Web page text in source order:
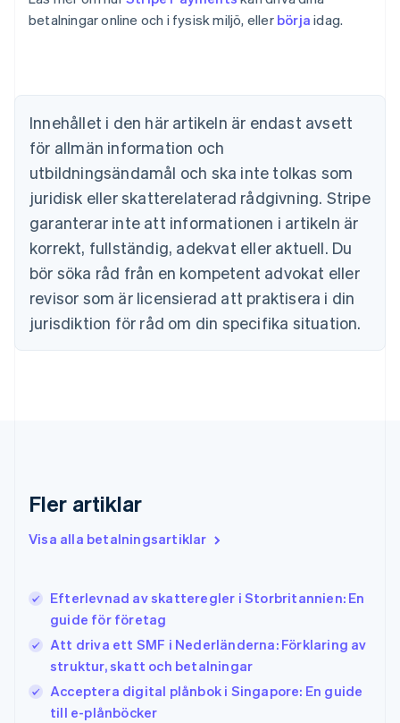
betalningar online och i fysisk miljö, eller börja idag.
Innehållet i den här artikeln är endast avsett
för allmän information och
utbildningsändamål och ska inte tolkas som
juridisk eller skatterelaterad rådgivning. Stripe
garanterar inte att informationen i artikeln är
korrekt, fullständig, adekvat eller aktuell. Du
bör söka råd från en kompetent advokat eller
revisor som är licensierad att praktisera i din
jurisdiktion för råd om din specifika situation.
Fler artiklar
Visa alla betalningsartiklar
Efterlevnad av skatteregler i Storbritannien: En
guide för företag
Att driva ett SMF i Nederländerna: Förklaring av
struktur, skatt och betalningar
Acceptera digital plånbok i Singapore: En guide
till e-plånböcker
Australien
English
PortuguêsEnglish
Bulgarien
English
Cypern
English
Danmark
English
Estland
Fastlandskina
简体中文English
Finland
English Svenska
Frankrike
简体中文
Indien
Irland
ItalianoEnglish
Japan
日本語 English
EnglishFrançais
Kroatien
EnglishItaliano